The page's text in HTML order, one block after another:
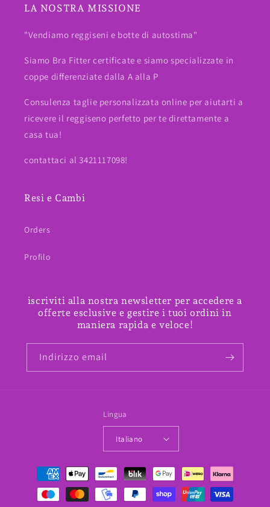
LA NOSTRA MISSIONE
"Vendiamo reggiseni e botte di autostima"
Siamo Bra Fitter certificate e siamo specializzate in
coppe differenziate dalla A alla P
Consulenza taglie personalizzata online per aiutarti a
ricevere il reggiseno perfetto per te direttamente a
casa tua!
contattaci al 3421117098!
Resi e Cambi
Orders
Profilo
iscriviti alla nostra newsletter per accedere a
offerte esclusive e gestire i tuoi ordini in
maniera rapida e veloce!
Indirizzo email
Lingua
Italiano
Metodi
pagamento